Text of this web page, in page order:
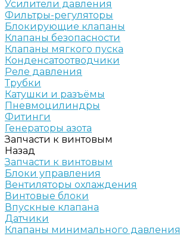
Усилители давления
Фильтры-регуляторы
Блокирующие клапаны
Клапаны безопасности
Клапаны мягкого пуска
Конденсатоотводчики
Реле давления
Трубки
Катушки и разъёмы
Пневмоцилиндры
Фитинги
Генераторы азота
Запчасти к винтовым
Назад
Запчасти к винтовым
Блоки управления
Вентиляторы охлаждения
Винтовые блоки
Впускные клапана
Датчики
Клапаны минимального давления